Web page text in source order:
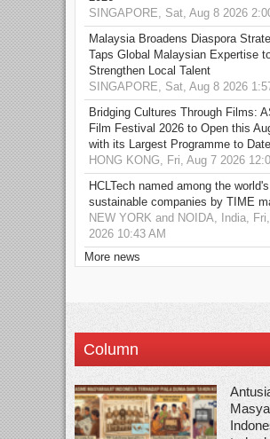
SINGAPORE, Sat, Aug 8 2026
Malaysia Broadens Diaspora
Taps Global Malaysian Expertise
Strengthen Local Talent
SINGAPORE, Sat, Aug 8 2026
Bridging Cultures Through Films:
Film Festival 2026 to Open this
with its Largest Programme to Date
HONG KONG, Fri, Aug 7 2026
HCLTech named among the
sustainable companies by TIME
NEW YORK and NOIDA, India,
2026 10:43 AM
More news
Column